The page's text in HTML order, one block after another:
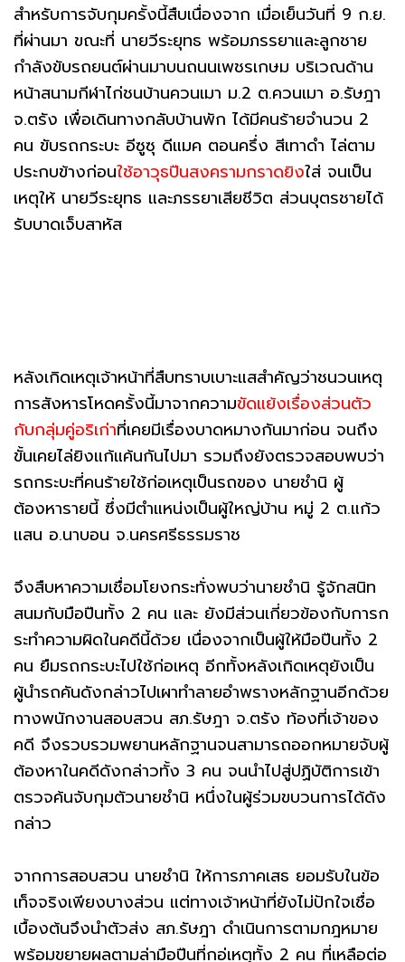
สำหรับการจับกุมครั้งนี้สืบเนื่องจาก เมื่อเย็นวันที่ 9 ก.ย.
ที่ผ่านมา ขณะที่ นายวีระยุทธ พร้อมภรรยาและลูกชาย
กำลังขับรถยนต์ผ่านมาบนถนนเพชรเกษม บริเวณด้าน
หน้าสนามกีฬาไก่ชนบ้านควนเมา ม.2 ต.ควนเมา อ.รัษฎา
จ.ตรัง เพื่อเดินทางกลับบ้านพัก ได้มีคนร้ายจำนวน 2
คน ขับรถกระบะ อีซูซุ ดีแมค ตอนครึ่ง สีเทาดำ ไล่ตาม
ประกบข้างก่อนใช้อาวุธปืนสงครามกราดยิงใส่ จนเป็น
เหตุให้ นายวีระยุทธ และภรรยาเสียชีวิต ส่วนบุตรชายได้
รับบาดเจ็บสาหัส
หลังเกิดเหตุเจ้าหน้าที่สืบทราบเบาะแสสำคัญว่าชนวนเหตุ
การสังหารโหดครั้งนี้มาจากความขัดแย้งเรื่องส่วนตัว
กับกลุ่มคู่อริเก่าที่เคยมีเรื่องบาดหมางกันมาก่อน จนถึง
ขั้นเคยไล่ยิงแก้แค้นกันไปมา รวมถึงยังตรวจสอบพบว่า
รถกระบะที่คนร้ายใช้ก่อเหตุเป็นรถของ นายชำนิ ผู้
ต้องหารายนี้ ซึ่งมีตำแหน่งเป็นผู้ใหญ่บ้าน หมู่ 2 ต.แก้ว
แสน อ.นาบอน จ.นครศรีธรรมราช
จึงสืบหาความเชื่อมโยงกระทั่งพบว่านายชำนิ รู้จักสนิท
สนมกับมือปืนทั้ง 2 คน และ ยังมีส่วนเกี่ยวข้องกับการก
ระทำความผิดในคดีนี้ด้วย เนื่องจากเป็นผู้ให้มือปืนทั้ง 2
คน ยืมรถกระบะไปใช้ก่อเหตุ อีกทั้งหลังเกิดเหตุยังเป็น
ผู้นำรถคันดังกล่าวไปเผาทำลายอำพรางหลักฐานอีกด้วย
ทางพนักงานสอบสวน สภ.รัษฎา จ.ตรัง ท้องที่เจ้าของ
คดี จึงรวบรวมพยานหลักฐานจนสามารถออกหมายจับผู้
ต้องหาในคดีดังกล่าวทั้ง 3 คน จนนำไปสู่ปฏิบัติการเข้า
ตรวจค้นจับกุมตัวนายชำนิ หนึ่งในผู้ร่วมขบวนการได้ดัง
กล่าว
จากการสอบสวน นายชำนิ ให้การภาคเสธ ยอมรับในข้อ
เท็จจริงเพียงบางส่วน แต่ทางเจ้าหน้าที่ยังไม่ปักใจเชื่อ
เบื้องต้นจึงนำตัวส่ง สภ.รัษฎา ดำเนินการตามกฎหมาย
พร้อมขยายผลตามล่ามือปืนที่กอ่เหตุทั้ง 2 คน ที่เหลือต่อ